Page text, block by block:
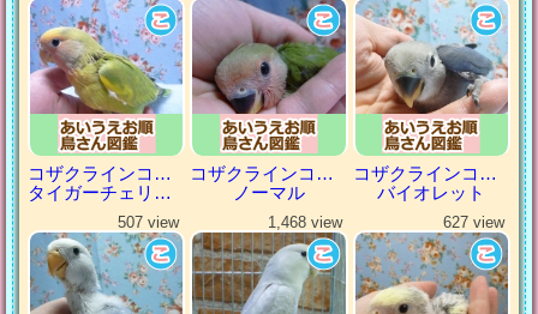
コザクラインコ（小桜インコ）
タイガーチェリーパイド
コザクラインコ（小桜インコ）
ノーマル
コザクラインコ（小桜インコ）
バイオレット
507 view 1,468 view 627 view